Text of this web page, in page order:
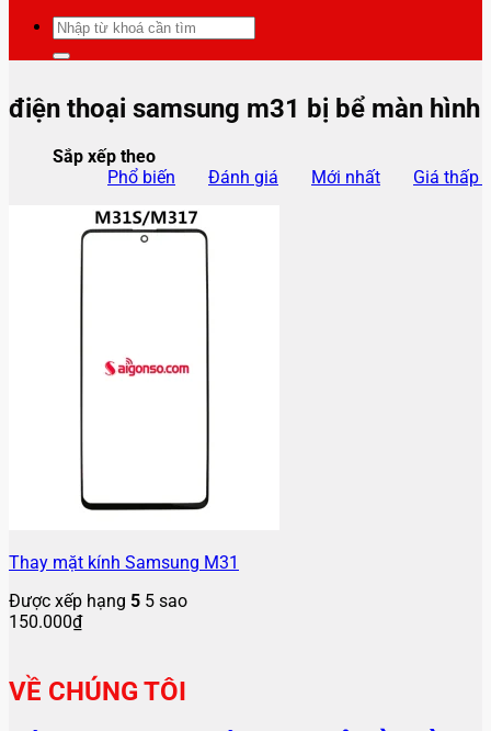
Tìm
kiếm:
điện thoại samsung m31 bị bể màn hình
Sắp xếp theo
Phổ biến
Đánh giá Mới nhất Giá thấp
Thay mặt kính Samsung M31
Được xếp hạng 5 5 sao
150.000₫
VỀ CHÚNG TÔI